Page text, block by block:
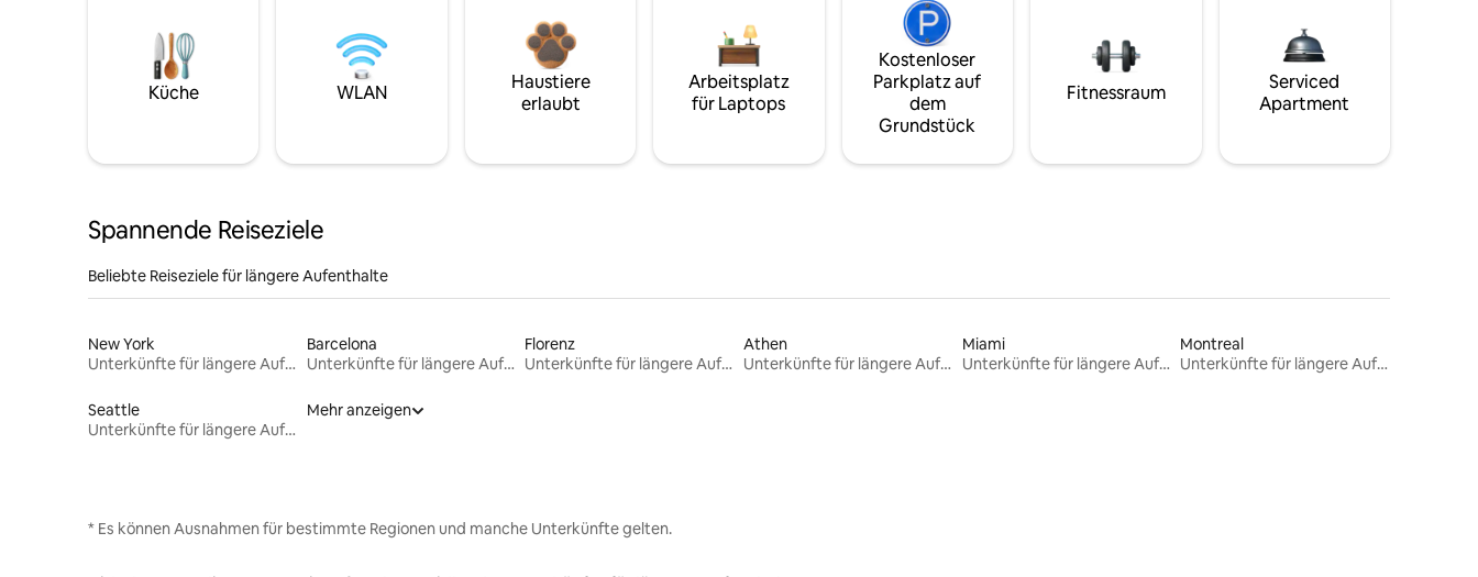
Küche WLAN
Haustiere
erlaubt
Arbeitsplatz
für Laptops
Kostenloser
Parkplatz auf
dem
Grundstück
Fitnessraum
Serviced
Apartment
Spannende Reiseziele
Beliebte Reiseziele für längere Aufenthalte
New York
Unterkünfte für längere Aufenthalte
Barcelona
Unterkünfte für längere Aufenthalte
Florenz
Unterkünfte für längere Aufenthalte
Athen
Unterkünfte für längere Aufenthalte
Miami
Unterkünfte für längere Aufenthalte
Montreal
Unterkünfte für längere Aufenthalte
Seattle
Unterkünfte für längere Aufenthalte
Mehr anzeigen
* Es können Ausnahmen für bestimmte Regionen und manche Unterkünfte gelten.